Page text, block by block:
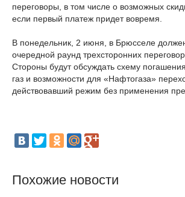
переговоры, в том числе о возможных
если первый платеж придет вовремя.
В понедельник, 2 июня, в Брюсселе
очередной раунд трехсторонних
Стороны будут обсуждать схему
газ и возможности для «Нафтогаза»
действовавший режим без применения
Похожие новости